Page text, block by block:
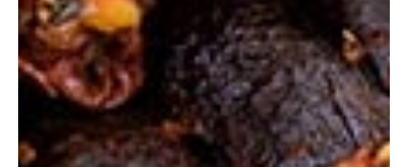
üzerinde de gözle görülür iyileşmeler sağlıyor.